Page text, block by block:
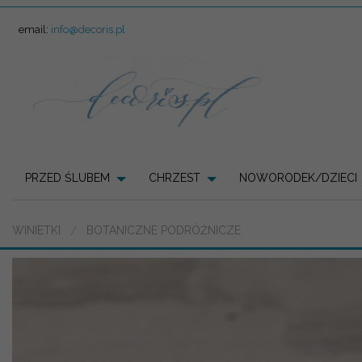
email: info@decoris.pl
PRZED ŚLUBEM CHRZEST NOWORODEK/DZIECI
WINIETKI BOTANICZNE PODRÓŻNICZE